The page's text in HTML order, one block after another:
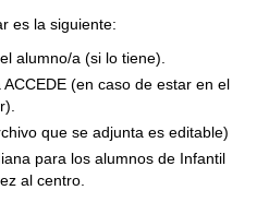
es la siguiente:
alumno/a (si lo tiene).
(en caso de estar en el
que se adjunta es editable)
para los alumnos de Infantil
al centro.